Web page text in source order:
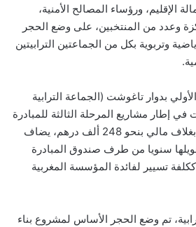
الإقليم، ورؤساء المصالح الأمنية،
وعدد من المنتخبين، على وضع الحجر
وتربوية بكل من الجماعتين الترابيتين
بدوار تاغوشت (الجماعة الترابية
إطار مشاريع المرحلة الثالثة للمبادرة
الوطنية للتنمية البشرية، بغلاف مالي بنحو 248 ألف درهم، يضاف
تحويلها سنويا من طرف صندوق المبادرة
ككلفة تسيير لفائدة المؤسسة المغربية
تم وضع الحجر الأساس لمشروع بناء